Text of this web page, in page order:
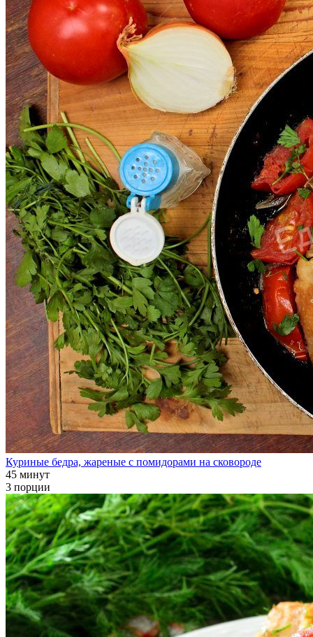
Куриные бедра, жареные с помидорами на сковороде
45 минут
3 порции